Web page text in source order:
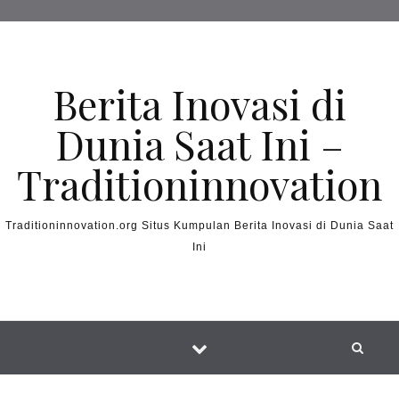
Berita Inovasi di
Dunia Saat Ini –
Traditioninnovation
Traditioninnovation.org Situs Kumpulan Berita Inovasi di Dunia Saat
Ini